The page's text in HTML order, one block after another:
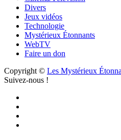
Divers
Jeux vidéos
Technologie
Mystérieux Étonnants
WebTV
Faire un don
Copyright © Les Mystérieux
Suivez-nous !